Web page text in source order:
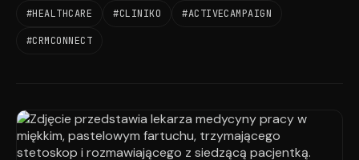
#HEALTHCARE #CLINIKO #ACTIVECAMPAIGN
#CRMCONNECT